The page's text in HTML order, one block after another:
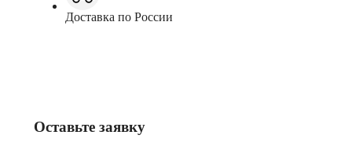
Доставка по России
Оставьте заявку